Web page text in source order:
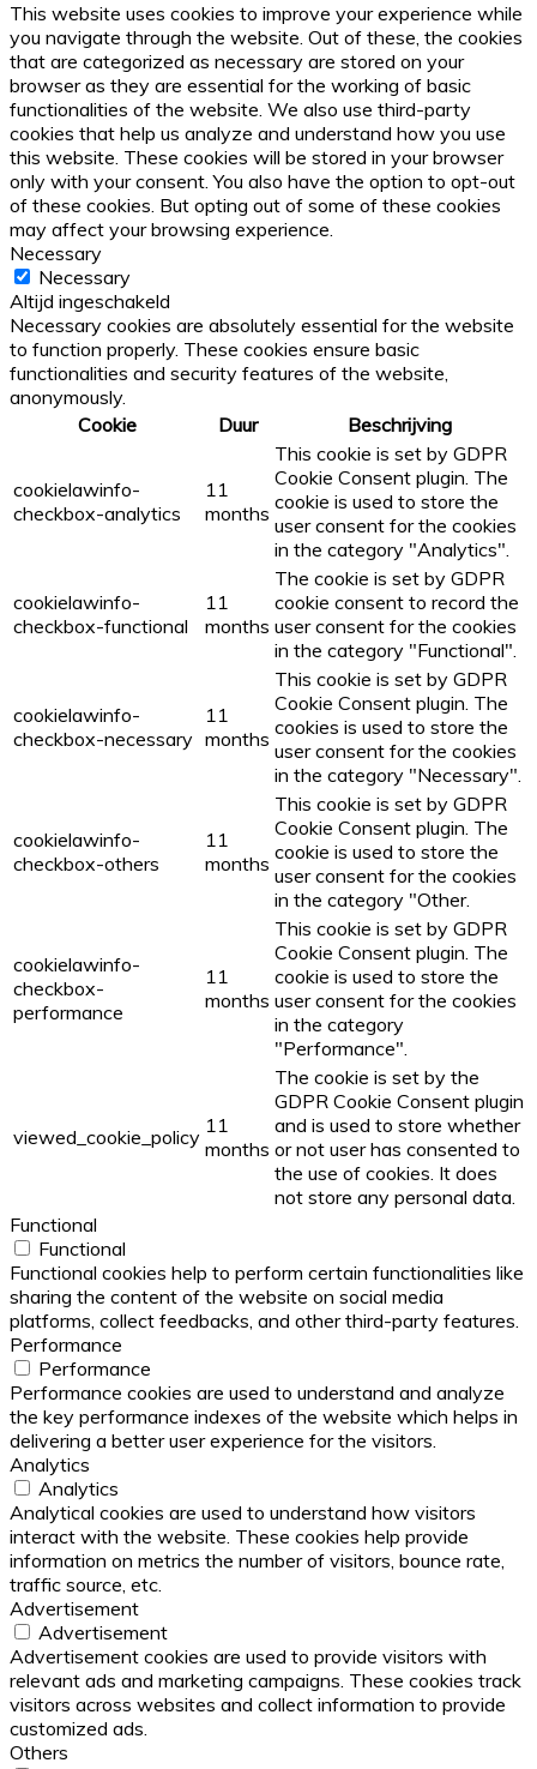
This website uses cookies to improve your experience while
you navigate through the website. Out of these, the cookies
that are categorized as necessary are stored on your
browser as they are essential for the working of basic
functionalities of the website. We also use third-party
cookies that help us analyze and understand how you use
this website. These cookies will be stored in your browser
only with your consent. You also have the option to opt-out
of these cookies. But opting out of some of these cookies
may affect your browsing experience.
Necessary
Necessary
Altijd ingeschakeld
Necessary cookies are absolutely essential for the website
to function properly. These cookies ensure basic
functionalities and security features of the website,
anonymously.
Cookie
Duur Beschrijving
cookielawinfo-
checkbox-analytics
11
months
This cookie is set by GDPR
Cookie Consent plugin. The
cookie is used to store the
user consent for the cookies
in the category "Analytics".
cookielawinfo-
checkbox-functional
11
months
The cookie is set by GDPR
cookie consent to record the
user consent for the cookies
in the category "Functional".
cookielawinfo-
checkbox-necessary
11
months
This cookie is set by GDPR
Cookie Consent plugin. The
cookies is used to store the
user consent for the cookies
in the category "Necessary".
cookielawinfo-
checkbox-others
11
months
This cookie is set by GDPR
Cookie Consent plugin. The
cookie is used to store the
user consent for the cookies
in the category "Other.
cookielawinfo-
checkbox-
performance
11
months
This cookie is set by GDPR
Cookie Consent plugin. The
cookie is used to store the
user consent for the cookies
in the category
"Performance".
viewed_cookie_policy 11
months
The cookie is set by the
GDPR Cookie Consent plugin
and is used to store whether
or not user has consented to
the use of cookies. It does
not store any personal data.
Functional
Functional
Functional cookies help to perform certain functionalities like
sharing the content of the website on social media
platforms, collect feedbacks, and other third-party features.
Performance
Performance
Performance cookies are used to understand and analyze
the key performance indexes of the website which helps in
delivering a better user experience for the visitors.
Analytics
Analytics
Analytical cookies are used to understand how visitors
interact with the website. These cookies help provide
information on metrics the number of visitors, bounce rate,
traffic source, etc.
Advertisement
Advertisement
Advertisement cookies are used to provide visitors with
relevant ads and marketing campaigns. These cookies track
visitors across websites and collect information to provide
customized ads.
Others